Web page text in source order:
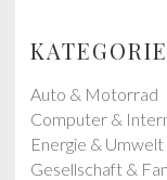
p
o
p
o
s
t
:
Auto & Motorrad
Computer &
Energie & Umwelt
Gesellschaft &